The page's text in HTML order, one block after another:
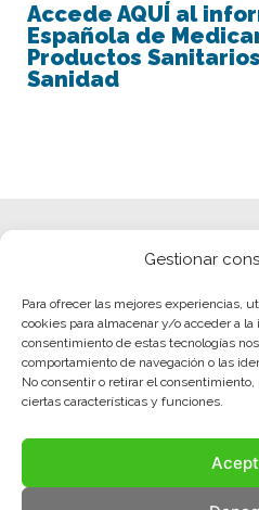
Gestionar
Para ofrecer las mejores experiencias,
cookies para almacenar y/o acceder a
consentimiento de estas tecnologías
comportamiento de navegación o las
No consentir o retirar el
ciertas características y funciones.
Accede AQUÍ al
Española de
Productos
Sanidad